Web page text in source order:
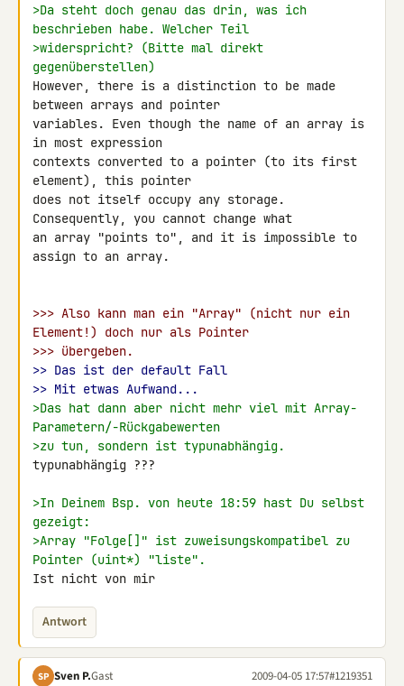
>Da steht doch genau das drin, was ich
beschrieben habe. Welcher Teil
>widerspricht? (Bitte mal direkt
gegenüberstellen)
However, there is a distinction to be made
between arrays and pointer
variables. Even though the name of an array is
in most expression
contexts converted to a pointer (to its first
element), this pointer
does not itself occupy any storage.
Consequently, you cannot change what
an array "points to", and it is impossible to
assign to an array.
>>> Also kann man ein "Array" (nicht nur ein
Element!) doch nur als Pointer
>>> übergeben.
>> Das ist der default Fall
>> Mit etwas Aufwand...
>Das hat dann aber nicht mehr viel mit Array-
Parametern/-Rückgabewerten
>zu tun, sondern ist typunabhängig.
typunabhängig ???
>In Deinem Bsp. von heute 18:59 hast Du selbst
gezeigt:
>Array "Folge[]" ist zuweisungskompatibel zu
Pointer (uint*) "liste".
Ist nicht von mir
Antwort
SP Sven P.Gast 2009-04-05 17:57#1219351